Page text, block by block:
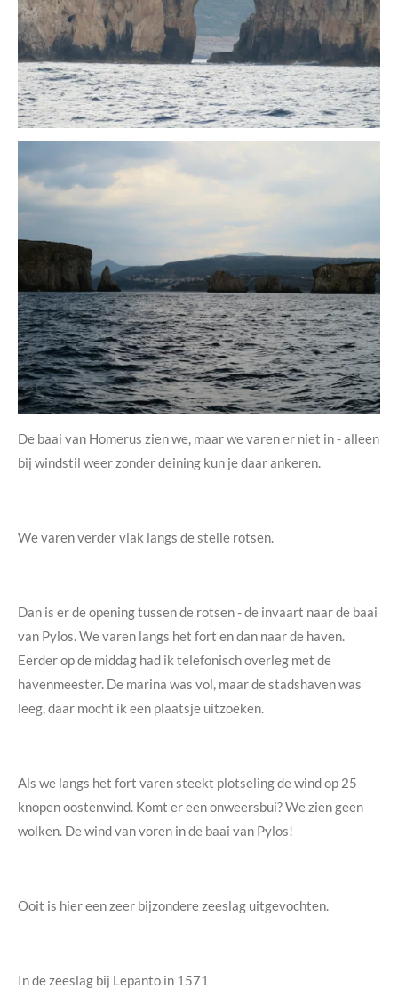
De baai van Homerus zien we, maar we varen er niet in - alleen
bij windstil weer zonder deining kun je daar ankeren.
We varen verder vlak langs de steile rotsen.
Dan is er de opening tussen de rotsen - de invaart naar de baai
van Pylos. We varen langs het fort en dan naar de haven.
Eerder op de middag had ik telefonisch overleg met de
havenmeester. De marina was vol, maar de stadshaven was
leeg, daar mocht ik een plaatsje uitzoeken.
Als we langs het fort varen steekt plotseling de wind op 25
knopen oostenwind. Komt er een onweersbui? We zien geen
wolken. De wind van voren in de baai van Pylos!
Ooit is hier een zeer bijzondere zeeslag uitgevochten.
In de zeeslag bij Lepanto in 1571